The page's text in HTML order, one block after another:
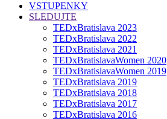
VSTUPENKY
SLEDUJTE
TEDxBratislava 2023
TEDxBratislava 2022
TEDxBratislava 2021
TEDxBratislavaWomen 2020
TEDxBratislavaWomen 2019
TEDxBratislava 2019
TEDxBratislava 2018
TEDxBratislava 2017
TEDxBratislava 2016